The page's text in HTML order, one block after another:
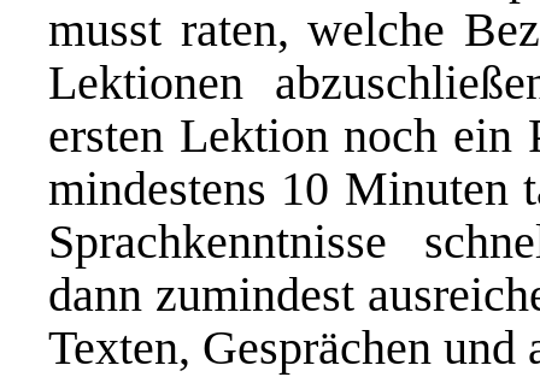
musst raten, welche
Lektionen
ersten Lektion noch
mindestens 10 Minuten
Sprachkenntnisse
dann zumindest
Texten, Gesprächen